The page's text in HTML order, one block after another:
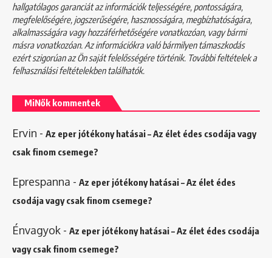
hallgatólagos garanciát az információk teljességére, pontosságára,
megfelelőségére, jogszerűségére, hasznosságára, megbízhatóságára,
alkalmasságára vagy hozzáférhetőségére vonatkozóan, vagy bármi
másra vonatkozóan. Az információkra való bármilyen támaszkodás
ezért szigorúan az Ön saját felelősségére történik. További feltételek a
felhasználási feltételekbentalálhatók.
MiNők kommentek
Ervin - Az eper jótékony hatásai – Az élet édes csodája vagy
csak finom csemege?
Eprespanna - Az eper jótékony hatásai – Az élet édes
csodája vagy csak finom csemege?
Énvagyok - Az eper jótékony hatásai – Az élet édes csodája
vagy csak finom csemege?